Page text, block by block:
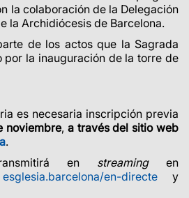
la colaboración de la Delegación
la Archidiócesis de Barcelona.
de los actos que la Sagrada
por la inauguración de la torre de
es necesaria inscripción previa
noviembre, a través del sitio web
.
en streamingen
esglesia.barcelona/en-directey